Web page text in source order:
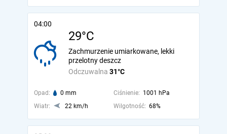
04:00
29°C
Odczuwalna 31°C
Zachmurzenie umiarkowane, lekki
przelotny deszcz
Opad: 0 mm Ciśnienie: 1001 hPa
Wiatr:
22 km/h Wilgotność: 68%